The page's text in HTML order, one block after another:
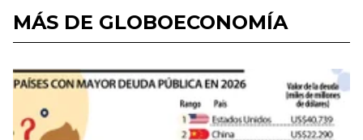
MÁS DE GLOBOECONOMÍA